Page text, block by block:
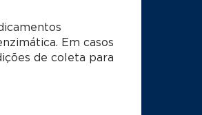
Em casos
de coleta para